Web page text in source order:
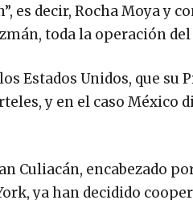
es decir, Rocha Moya y
toda la operación del
Estados Unidos, que su
y en el caso México
Culiacán, encabezado
ya han decidido